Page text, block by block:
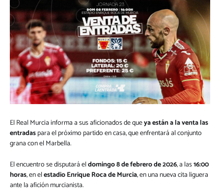
El Real Murcia informa a sus aficionados de queya están a la venta las
entradaspara el próximo partido en casa, que enfrentará al conjunto
grana con el Marbella.
El encuentro se disputará eldomingo 8 de febrero de 2026, a las16:00
horas, en elestadio Enrique Roca de Murcia, en una nueva cita liguera
ante la afición murcianista.